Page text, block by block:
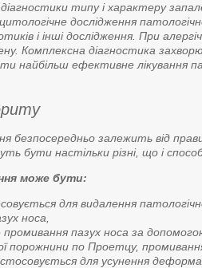
типу і характеру
дослідження
і інші дослідження. При
Комплексна діагностика
найбільш ефективне лікування
безпосередньо залежить від
бути настільки різні, що і
може бути:
для видалення
носа,
промивання пазух носа за
порожнини по Проетцу,
для усунення